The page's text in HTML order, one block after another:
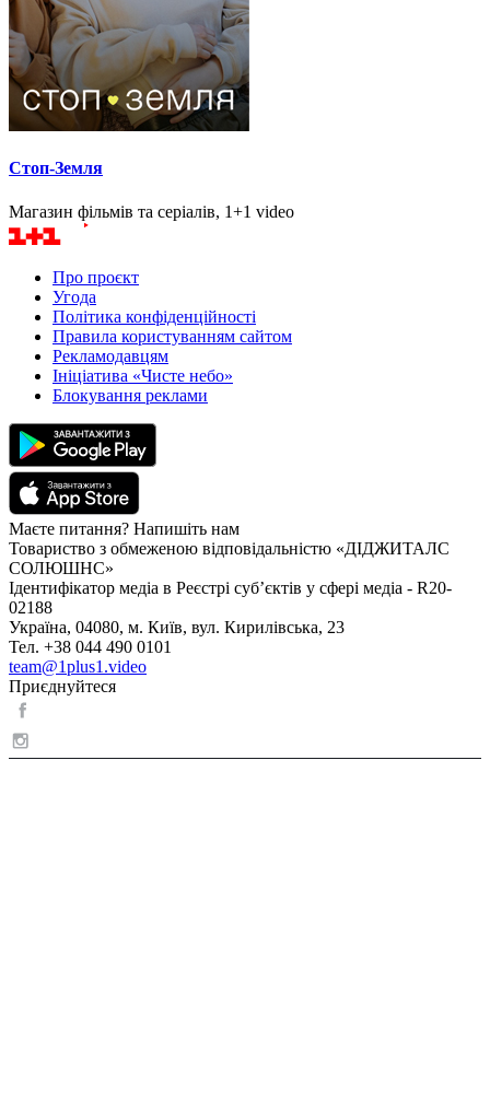
Стоп-Земля
Магазин фільмів та серіалів, 1+1 video
Про проєкт
Угода
Політика конфіденційності
Правила користуванням сайтом
Рекламодавцям
Ініціатива «Чисте небо»
Блокування реклами
Маєте питання? Напишіть нам
Товариство з обмеженою відповідальністю «ДІДЖИТАЛС
СОЛЮШНС»
Ідентифікатор медіа в Реєстрі суб’єктів у сфері медіа - R20-
02188
Україна, 04080, м. Київ, вул. Кирилівська, 23
Тел. +38 044 490 0101
team@1plus1.video
Приєднуйтеся